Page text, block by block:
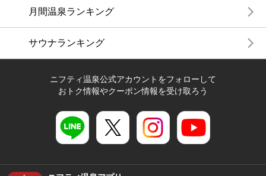
月間温泉ランキング
サウナランキング
ニフティ温泉公式アカウントをフォローして
おトク情報やクーポン情報を受け取ろう